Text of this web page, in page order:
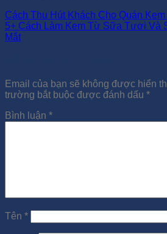
Cách Thu Hút Khách Cho Quán
5+ Cách Làm Kem Từ Sữa Tươi Và
Mắt
Email của bạn sẽ không được hiển
trường bắt buộc được đánh dấu *
Bình luận *
Tên *